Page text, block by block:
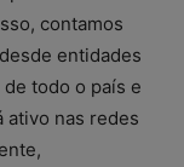
contamos
entidades
todo o país e
ativo nas redes